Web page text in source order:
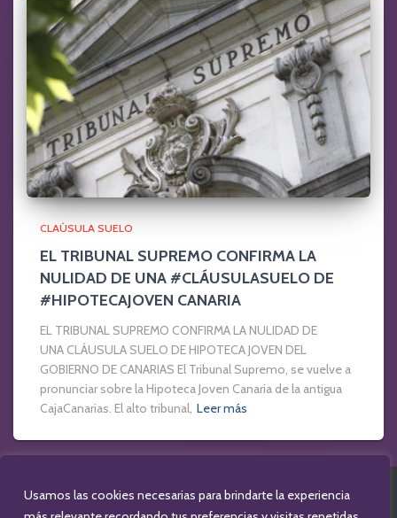
Usamos las cookies necesarias para brindarte la experiencia
CLAÚSULA SUELO
EL TRIBUNAL SUPREMO CONFIRMA LA
NULIDAD DE UNA #CLÁUSULASUELO DE
#HIPOTECAJOVEN CANARIA
EL TRIBUNAL SUPREMO CONFIRMA LA NULIDAD DE
UNA CLÁUSULA SUELO DE HIPOTECA JOVEN DEL
GOBIERNO DE CANARIAS El Tribunal Supremo, se vuelve a
pronunciar sobre la Hipoteca Joven Canaria de la antigua
CajaCanarias. El alto tribunal, Leer más
F T L